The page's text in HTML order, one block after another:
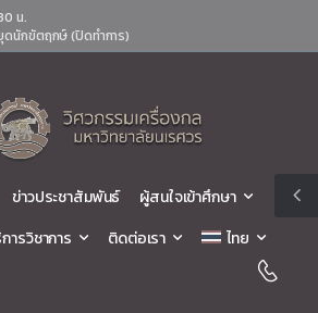
น.
นักขัตฤกษ์ (ปิดทำการ)
ข่าวประชาสัมพันธ์
ผู้สนใจเข้าศึกษา
ารวิชาการ ติดต่อเรา ไทย